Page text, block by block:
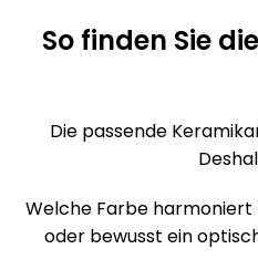
So finden Sie
Die passende
Welche Farbe harmoniert
oder bewusst ein